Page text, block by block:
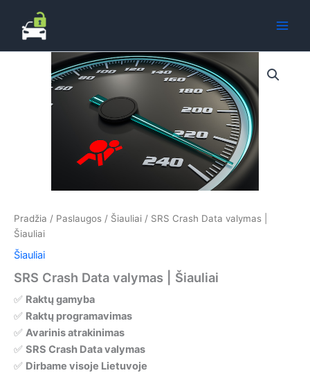
turinio
Pradžia / Paslaugos / Šiauliai / SRS Crash Data valymas |
Šiauliai
Šiauliai
SRS Crash Data valymas | Šiauliai
✅ Raktų gamyba
✅ Raktų programavimas
✅ Avarinis atrakinimas
✅ SRS Crash Data valymas
✅ Dirbame visoje Lietuvoje